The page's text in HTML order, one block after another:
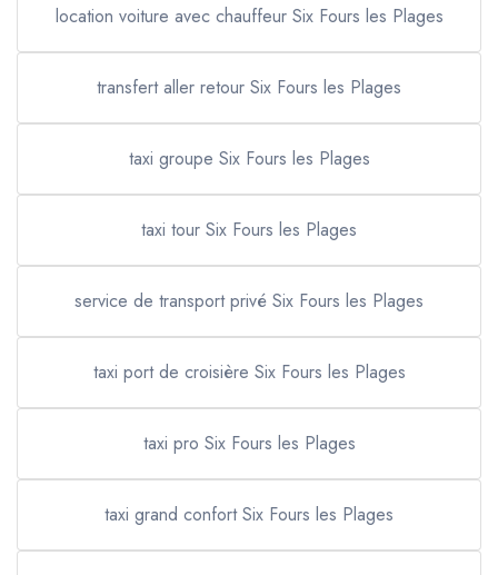
location voiture avec chauffeur Six Fours les Plages
transfert aller retour Six Fours les Plages
taxi groupe Six Fours les Plages
taxi tour Six Fours les Plages
service de transport privé Six Fours les Plages
taxi port de croisière Six Fours les Plages
taxi pro Six Fours les Plages
taxi grand confort Six Fours les Plages